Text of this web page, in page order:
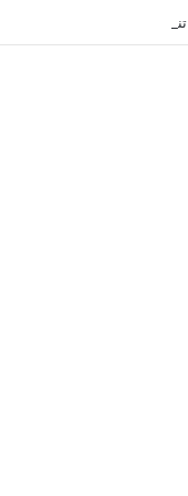
تنسيقية الموظفين والأجراء